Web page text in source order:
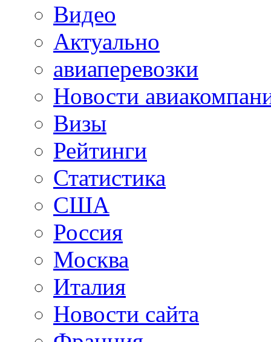
Видео
Актуально
авиаперевозки
Новости
Визы
Рейтинги
Статистика
США
Россия
Москва
Италия
Новости сайта